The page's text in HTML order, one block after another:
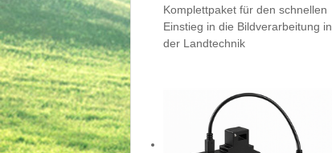
Komplettpaket für den schnellen
Einstieg in die Bildverarbeitung in
der Landtechnik